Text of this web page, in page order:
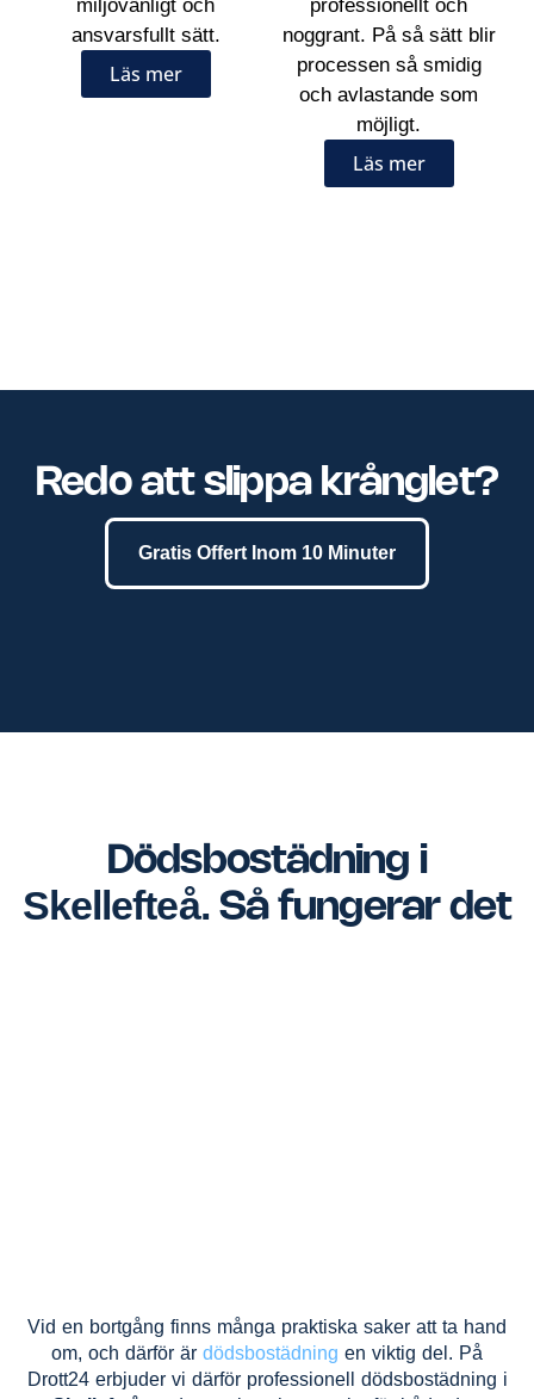
miljövänligt och
ansvarsfullt sätt.
Läs mer
professionellt och
noggrant. På så sätt blir
processen så smidig
och avlastande som
möjligt.
Läs mer
Redo att slippa krånglet?
Gratis Offert Inom 10 Minuter
Dödsbostädning i
Skellefteå. Så fungerar det
Vid en bortgång finns många praktiska saker att ta hand
om, och därför är dödsbostädning en viktig del. På
Drott24 erbjuder vi därför professionell dödsbostädning i